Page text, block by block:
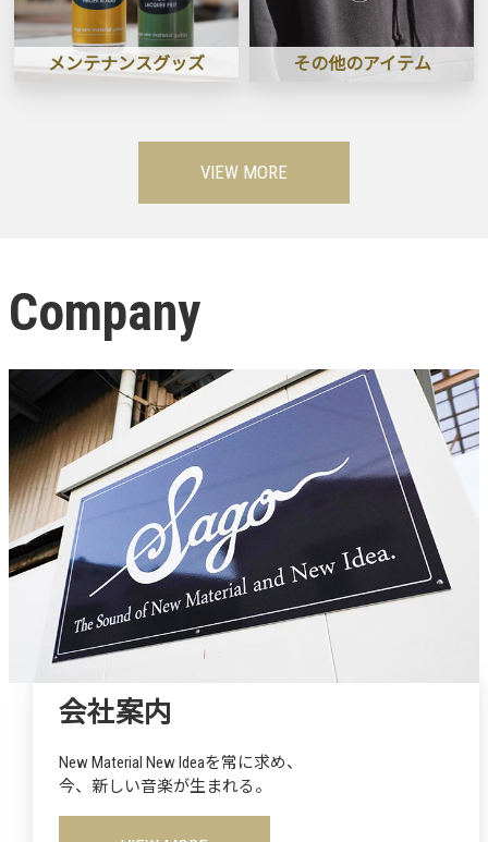
メンテナンスグッズ その他のアイテム
VIEW MORE
Company
会社案内
New Material New Ideaを常に求め、
今、新しい音楽が生まれる。